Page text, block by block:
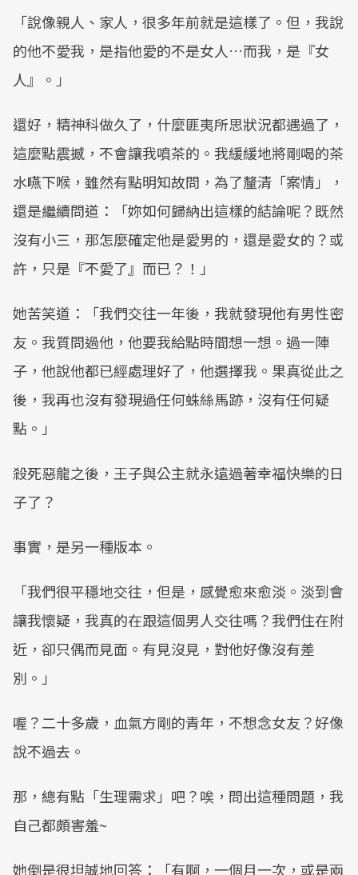
「說像親人、家人，很多年前就是這樣了。但，我說
的他不愛我，是指他愛的不是女人…而我，是『女
人』。」
還好，精神科做久了，什麼匪夷所思狀況都遇過了，
這麼點震撼，不會讓我噴茶的。我緩緩地將剛喝的茶
水嚥下喉，雖然有點明知故問，為了釐清「案情」，
還是繼續問道：「妳如何歸納出這樣的結論呢？既然
沒有小三，那怎麼確定他是愛男的，還是愛女的？或
許，只是『不愛了』而已？！」
她苦笑道：「我們交往一年後，我就發現他有男性密
友。我質問過他，他要我給點時間想一想。過一陣
子，他說他都已經處理好了，他選擇我。果真從此之
後，我再也沒有發現過任何蛛絲馬跡，沒有任何疑
點。」
殺死惡龍之後，王子與公主就永遠過著幸福快樂的日
子了？
事實，是另一種版本。
「我們很平穩地交往，但是，感覺愈來愈淡。淡到會
讓我懷疑，我真的在跟這個男人交往嗎？我們住在附
近，卻只偶而見面。有見沒見，對他好像沒有差
別。」
喔？二十多歲，血氣方剛的青年，不想念女友？好像
說不過去。
那，總有點「生理需求」吧？唉，問出這種問題，我
自己都頗害羞~
她倒是很坦誠地回答：「有啊，一個月一次，或是兩